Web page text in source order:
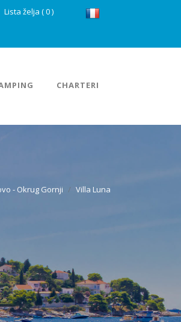
Lista želja (0)
CHARTERI
- Okrug Gornji Villa Luna